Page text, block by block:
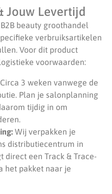
Jouw Levertijd
beauty groothandel
verbruiksartikelen
Voor dit product
voorwaarden:
Circa 3 weken vanwege de
Plan je salonplanning
tijdig in om
Wij verpakken je
distributiecentrum in
direct een Track & Trace-
het pakket naar je